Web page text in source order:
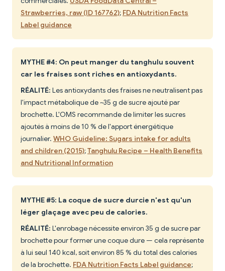
Strawberries, raw (ID 167762); FDA Nutrition Facts
Label guidance
MYTHE #4: On peut manger du tanghulu souvent
car les fraises sont riches en antioxydants.
RÉALITÉ: Les antioxydants des fraises ne neutralisent pas
l'impact métabolique de ~35 g de sucre ajouté par
brochette. L'OMS recommande de limiter les sucres
ajoutés à moins de 10 % de l'apport énergétique
journalier. WHO Guideline: Sugars intake for adults
and children (2015);Tanghulu Recipe – Health Benefits
and Nutritional Information
MYTHE #5: La coque de sucre durcie n'est qu'un
léger glaçage avec peu de calories.
RÉALITÉ: L'enrobage nécessite environ 35 g de sucre par
brochette pour former une coque dure — cela représente
à lui seul 140 kcal, soit environ 85 % du total des calories
de la brochette. FDA Nutrition Facts Label guidance;